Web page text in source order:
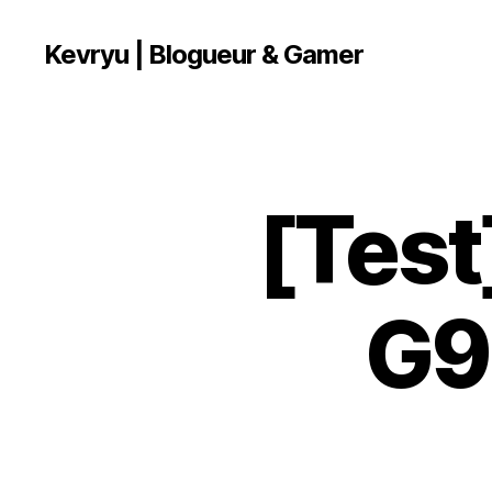
Kevryu | Blogueur & Gamer